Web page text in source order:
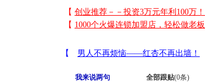
我来说两句 全部跟贴(0条)